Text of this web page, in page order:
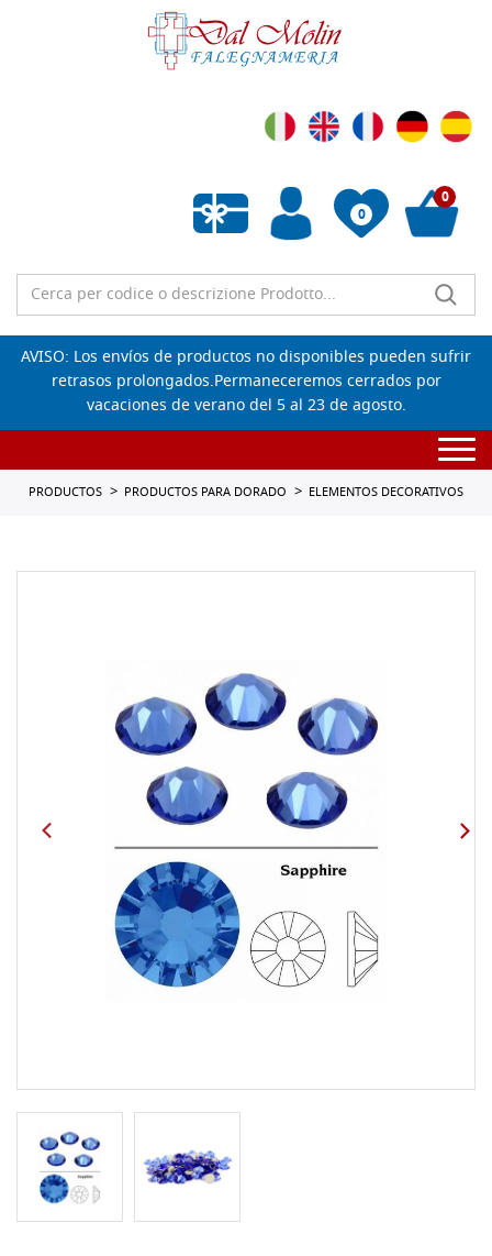
0
Lista de deseos vacía
0
AVISO: Los envíos de productos no disponibles pueden sufrir
retrasos prolongados.Permaneceremos cerrados por
vacaciones de verano del 5 al 23 de agosto.
PRODUCTOS PRODUCTOS PARA DORADO ELEMENTOS DECORATIVOS